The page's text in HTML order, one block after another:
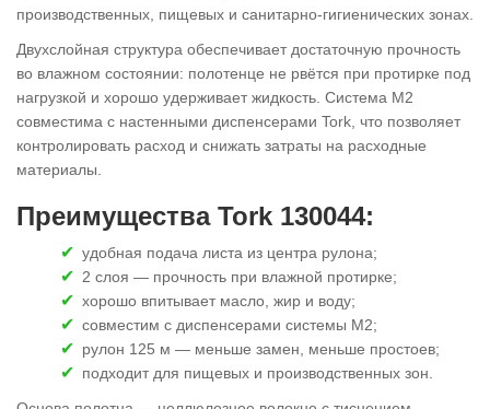
производственных, пищевых и санитарно-гигиенических зонах.
Двухслойная структура обеспечивает достаточную прочность
во влажном состоянии: полотенце не рвётся при протирке под
нагрузкой и хорошо удерживает жидкость. Система M2
совместима с настенными диспенсерами Tork, что позволяет
контролировать расход и снижать затраты на расходные
материалы.
Преимущества Tork 130044:
удобная подача листа из центра рулона;
2 слоя — прочность при влажной протирке;
хорошо впитывает масло, жир и воду;
совместим с диспенсерами системы M2;
рулон 125 м — меньше замен, меньше простоев;
подходит для пищевых и производственных зон.